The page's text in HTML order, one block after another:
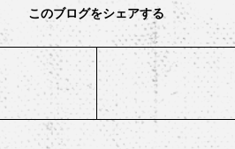
このブログをシェアする